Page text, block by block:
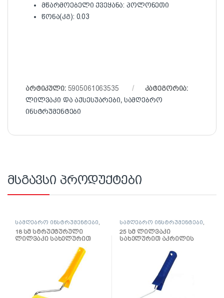
მწარმოებელი ქვეყანა: პოლონეთი
წონა(კგ): 0.03
არტიკული: 5905061063535
კატეგორია:
ლილვაკი და აქსესუარები, სამღებრო
ინსტრუმენტები
მსგავსი პროდუქტები
სამღებრო ინსტრუმენტები
ლილვაკი და აქსესუარები
18 სმ სტრუქტურული
ლილვაკი სახელურით
სამღებრო ინსტრუმენტები
ლილვაკი და აქსესუარები
25 სმ ლილვაკი
სახელურით აკრილის